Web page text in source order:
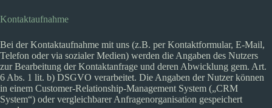
Kontaktaufnahme
Bei der Kontaktaufnahme mit uns (z.B. per Kontaktformular, E-Mail,
Telefon oder via sozialer Medien) werden die Angaben des Nutzers
zur Bearbeitung der Kontaktanfrage und deren Abwicklung gem. Art.
6 Abs. 1 lit. b) DSGVO verarbeitet. Die Angaben der Nutzer können
in einem Customer-Relationship-Management System („CRM
System“) oder vergleichbarer Anfragenorganisation gespeichert